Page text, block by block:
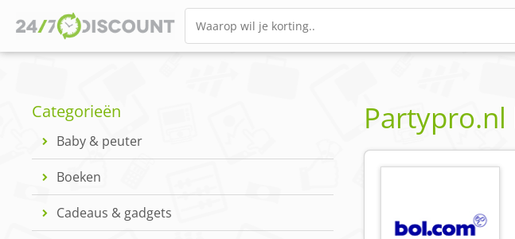
Categorieën
Baby & peuter
Boeken
Cadeaus & gadgets
Partypro.nl